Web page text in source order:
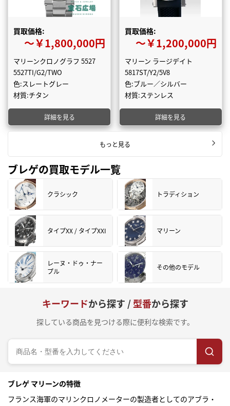
買取価格:
〜￥1,800,000円
マリーンクロノグラフ 5527
5527TI/G2/TWO
色:スレートグレー
材質:チタン
詳細を見る
買取価格:
〜￥1,200,000円
マリーン ラージデイト
5817ST/Y2/5V8
色:ブルー／シルバー
材質:ステンレス
詳細を見る
もっと見る
ブレゲの買取モデル一覧
クラシック トラディション
タイプXX / タイプXXI マリーン
レーヌ・ドゥ・ナー
プル
その他のモデル
キーワードから探す /型番から探す
探している商品を見つける際に便利な検索です。
ブレゲ マリーンの特徴
フランス海軍のマリンクロノメーターの製造者としてのアブラ・